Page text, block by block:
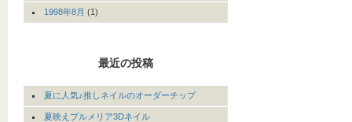
1998年8月 (1)
最近の投稿
夏に人気♪推しネイルのオーダーチップ
夏映えプルメリア3Dネイル